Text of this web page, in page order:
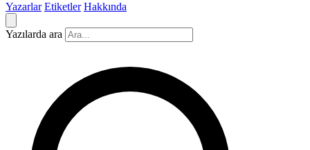
Yazarlar Etiketler Hakkında
Yazılarda ara